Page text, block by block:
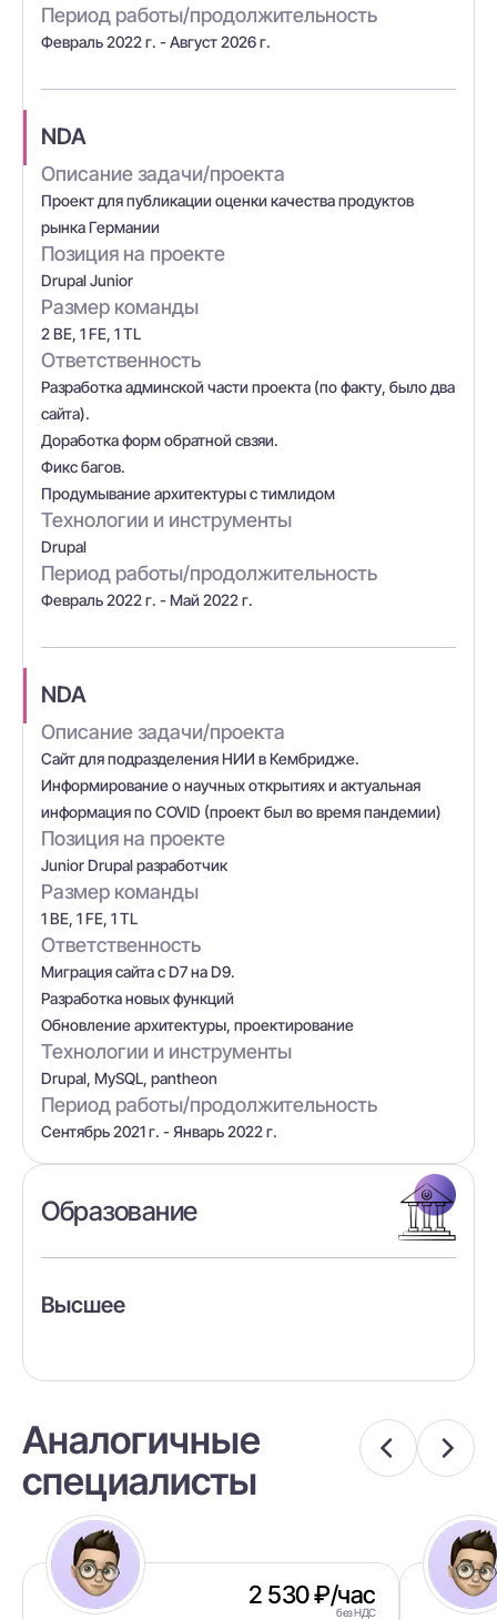
Период работы/продолжительность
Февраль 2022 г. - Август 2026 г.
NDA
Описание задачи/проекта
Проект для публикации оценки качества продуктов
рынка Германии
Позиция на проекте
Drupal Junior
Размер команды
2 BE, 1 FE, 1 TL
Ответственность
Разработка админской части проекта (по факту, было два
сайта).
Доработка форм обратной свзяи.
Фикс багов.
Продумывание архитектуры с тимлидом
Технологии и инструменты
Drupal
Период работы/продолжительность
Февраль 2022 г. - Май 2022 г.
NDA
Описание задачи/проекта
Сайт для подразделения НИИ в Кембридже.
Информирование о научных открытиях и актуальная
информация по COVID (проект был во время пандемии)
Позиция на проекте
Junior Drupal разработчик
Размер команды
1 BE, 1 FE, 1 TL
Ответственность
Миграция сайта с D7 на D9.
Разработка новых функций
Обновление архитектуры, проектирование
Технологии и инструменты
Drupal, MySQL, pantheon
Период работы/продолжительность
Сентябрь 2021 г. - Январь 2022 г.
Образование
Высшее
Аналогичные
специалисты
2 530 ₽/час
без НДС